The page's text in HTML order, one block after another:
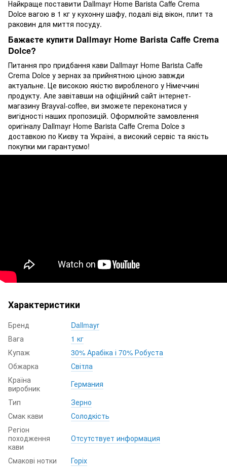
Найкраще поставити Dallmayr Home Barista Caffe Crema
Dolce вагою в 1 кг у кухонну шафу, подалі від вікон, плит та
раковин для миття посуду.
Бажаєте купити Dallmayr Home Barista Caffe Crema
Dolce?
Питання про придбання кави Dallmayr Home Barista Caffe
Crema Dolce у зернах за прийнятною ціною завжди
актуальне. Це високою якістю виробленого у Німеччині
продукту. Але завітавши на офіційний сайт інтернет-
магазину Brayval-coffee, ви зможете переконатися у
вигідності наших пропозицій. Оформлюйте замовлення
оригіналу Dallmayr Home Barista Caffe Crema Dolce з
доставкою по Києву та Україні, а високий сервіс та якість
покупки ми гарантуємо!
Характеристики
Бренд
Dallmayr
Вага
1 кг
Купаж
30% Арабіка і 70% Робуста
Обжарка
Світла
Країна
виробник
Германия
Тип
Зерно
Смак кави
Солодкість
Регіон
походження
кави
Отсутствует информация
Смакові нотки Горіх